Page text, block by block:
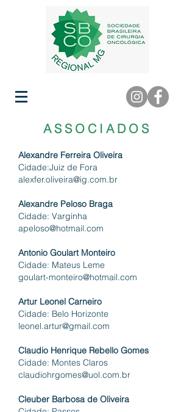
ASSOCIADOS
Alexandre Ferreira Oliveira
Cidade:Juiz de Fora
alexfer.oliveira@ig.com.br
Alexandre Peloso Braga
Cidade: Varginha
apeloso@hotmail.com
Antonio Goulart Monteiro
Cidade: Mateus Leme
goulart-monteiro@hotmail.com
Artur Leonel Carneiro
Cidade: Belo Horizonte
leonel.artur@gmail.com
Claudio Henrique Rebello Gomes
Cidade: Montes Claros
claudiohrgomes@uol.com.br
Cleuber Barbosa de Oliveira